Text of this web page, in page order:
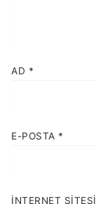
AD *
E-POSTA *
İNTERNET SITESI